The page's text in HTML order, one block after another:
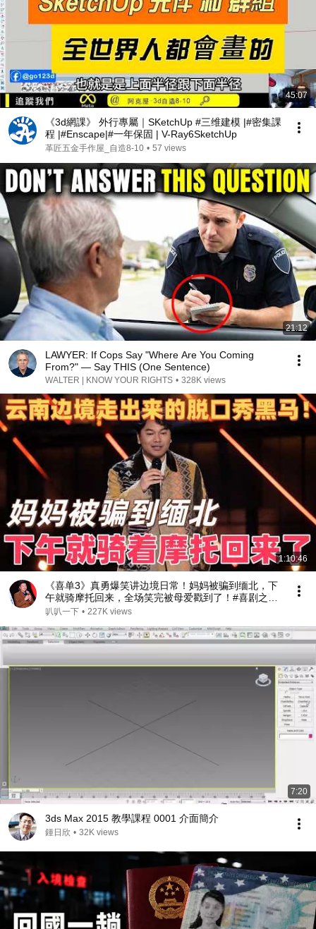
45:07
《3d網課》 外行專屬｜SKetchUp #三维建模 |#密集課
程 |#Enscape|#一年保固 | V-Ray6SketchUp
革匠五金手作屋_自造8-10 • 57 views
21:12
LAWYER: If Cops Say "Where Are You Coming
From?" — Say THIS (One Sentence)
WALTER | KNOW YOUR RIGHTS • 328K views
1:10:46
《喜单3》真勇爆笑讲边境日常！妈妈被骗到缅北，下
午就骑摩托回来，全场笑完被母爱戳到了！#喜剧之王
单口季 #脱口秀 #搞笑 #喜剧 #funny #综艺
叭叭一下 • 227K views
7:20
3ds Max 2015 教學課程 0001 介面簡介
鍾日欣 • 32K views